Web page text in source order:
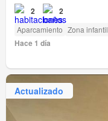
2 2
Aparcamiento Zona infantil
Hace 1 día
Actualizado